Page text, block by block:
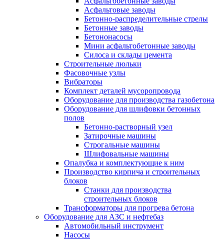
Асфальтовые заводы
Бетонно-распределительные стрелы
Бетонные заводы
Бетононасосы
Мини асфальтобетонные заводы
Силоса и склады цемента
Строительные люльки
Фасовочные узлы
Вибраторы
Комплект деталей мусоропровода
Оборудование для производства газобетона
Оборудование для шлифовки бетонных
полов
Бетонно-растворный узел
Затирочные машины
Строгальные машины
Шлифовальные машины
Опалубка и комплектующие к ним
Производство кирпича и строительных
блоков
Cтанки для производства
строительных блоков
Трансформаторы для прогрева бетона
Оборудование для АЗС и нефтебаз
Автомобильный инструмент
Насосы